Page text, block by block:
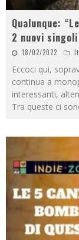
Qualunque:
2 nuovi singoli
18/02/2022
Eccoci qui,
continua a
interessanti,
Tra queste ci